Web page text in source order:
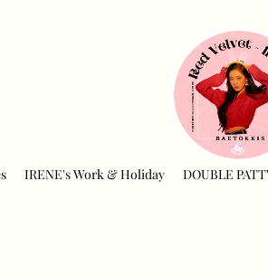
IRENE's Work & Holiday DOUBLE